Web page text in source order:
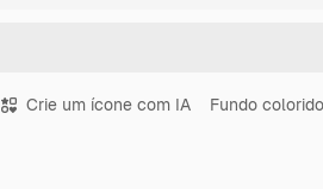
Crie um ícone com IA Fundo colorido